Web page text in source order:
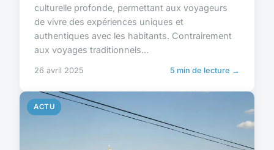
culturelle profonde, permettant aux voyageurs
de vivre des expériences uniques et
authentiques avec les habitants. Contrairement
aux voyages traditionnels...
26 avril 2025 5 min de lecture →
ACTU